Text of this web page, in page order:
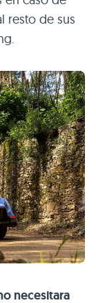
resto de sus
necesitara